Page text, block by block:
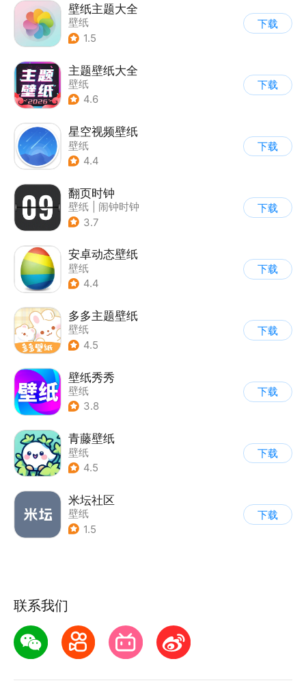
壁纸主题大全
壁纸
1.5
下载
主题壁纸大全
壁纸
4.6
下载
星空视频壁纸
壁纸
4.4
下载
翻页时钟
壁纸
闹钟时钟
3.7
下载
安卓动态壁纸
壁纸
4.4
下载
多多主题壁纸
壁纸
4.5
下载
壁纸秀秀
壁纸
3.8
下载
青藤壁纸
壁纸
4.5
下载
米坛社区
壁纸
1.5
下载
联系我们